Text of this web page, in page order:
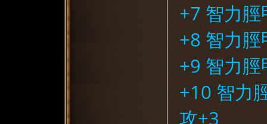
+7 智力
+8 智力
+9 智力
+10 智力
攻+3